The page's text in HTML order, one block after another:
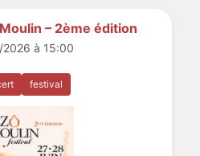
– 2ème édition
à 15:00
festival